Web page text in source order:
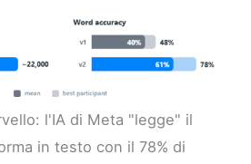
l'IA di Meta "legge" il
in testo con il 78% di